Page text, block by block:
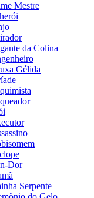
Mestre
da Colina
Gélida
Dor
Serpente